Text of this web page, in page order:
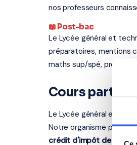
nos professeurs
📖 Post-bac
Le Lycée général et
préparatoires, mentions
maths sup/spé,
Cours
Le Lycée général et
Notre organisme
crédit d'impôt de 50%